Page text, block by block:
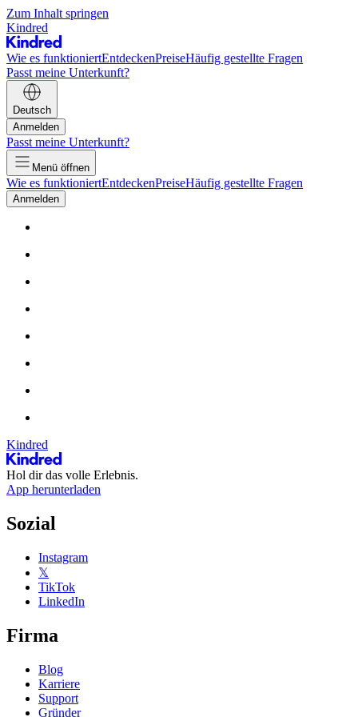
Zum Inhalt springen
Kindred
Wie es funktioniertEntdeckenPreiseHäufig gestellte Fragen
Passt meine Unterkunft?
Deutsch
Anmelden
Passt meine Unterkunft?
Menü öffnen
Wie es funktioniertEntdeckenPreiseHäufig gestellte Fragen
Anmelden
Kindred
Hol dir das volle Erlebnis.
App herunterladen
Sozial
Instagram
𝕏
TikTok
LinkedIn
Firma
Blog
Karriere
Support
Gründer